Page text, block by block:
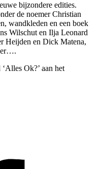
bijzondere edities.
de noemer Christian
wandkleden en een boek
Wilschut en Ilja Leonard
Heijden en Dick Matena,
Ok?’ aan het